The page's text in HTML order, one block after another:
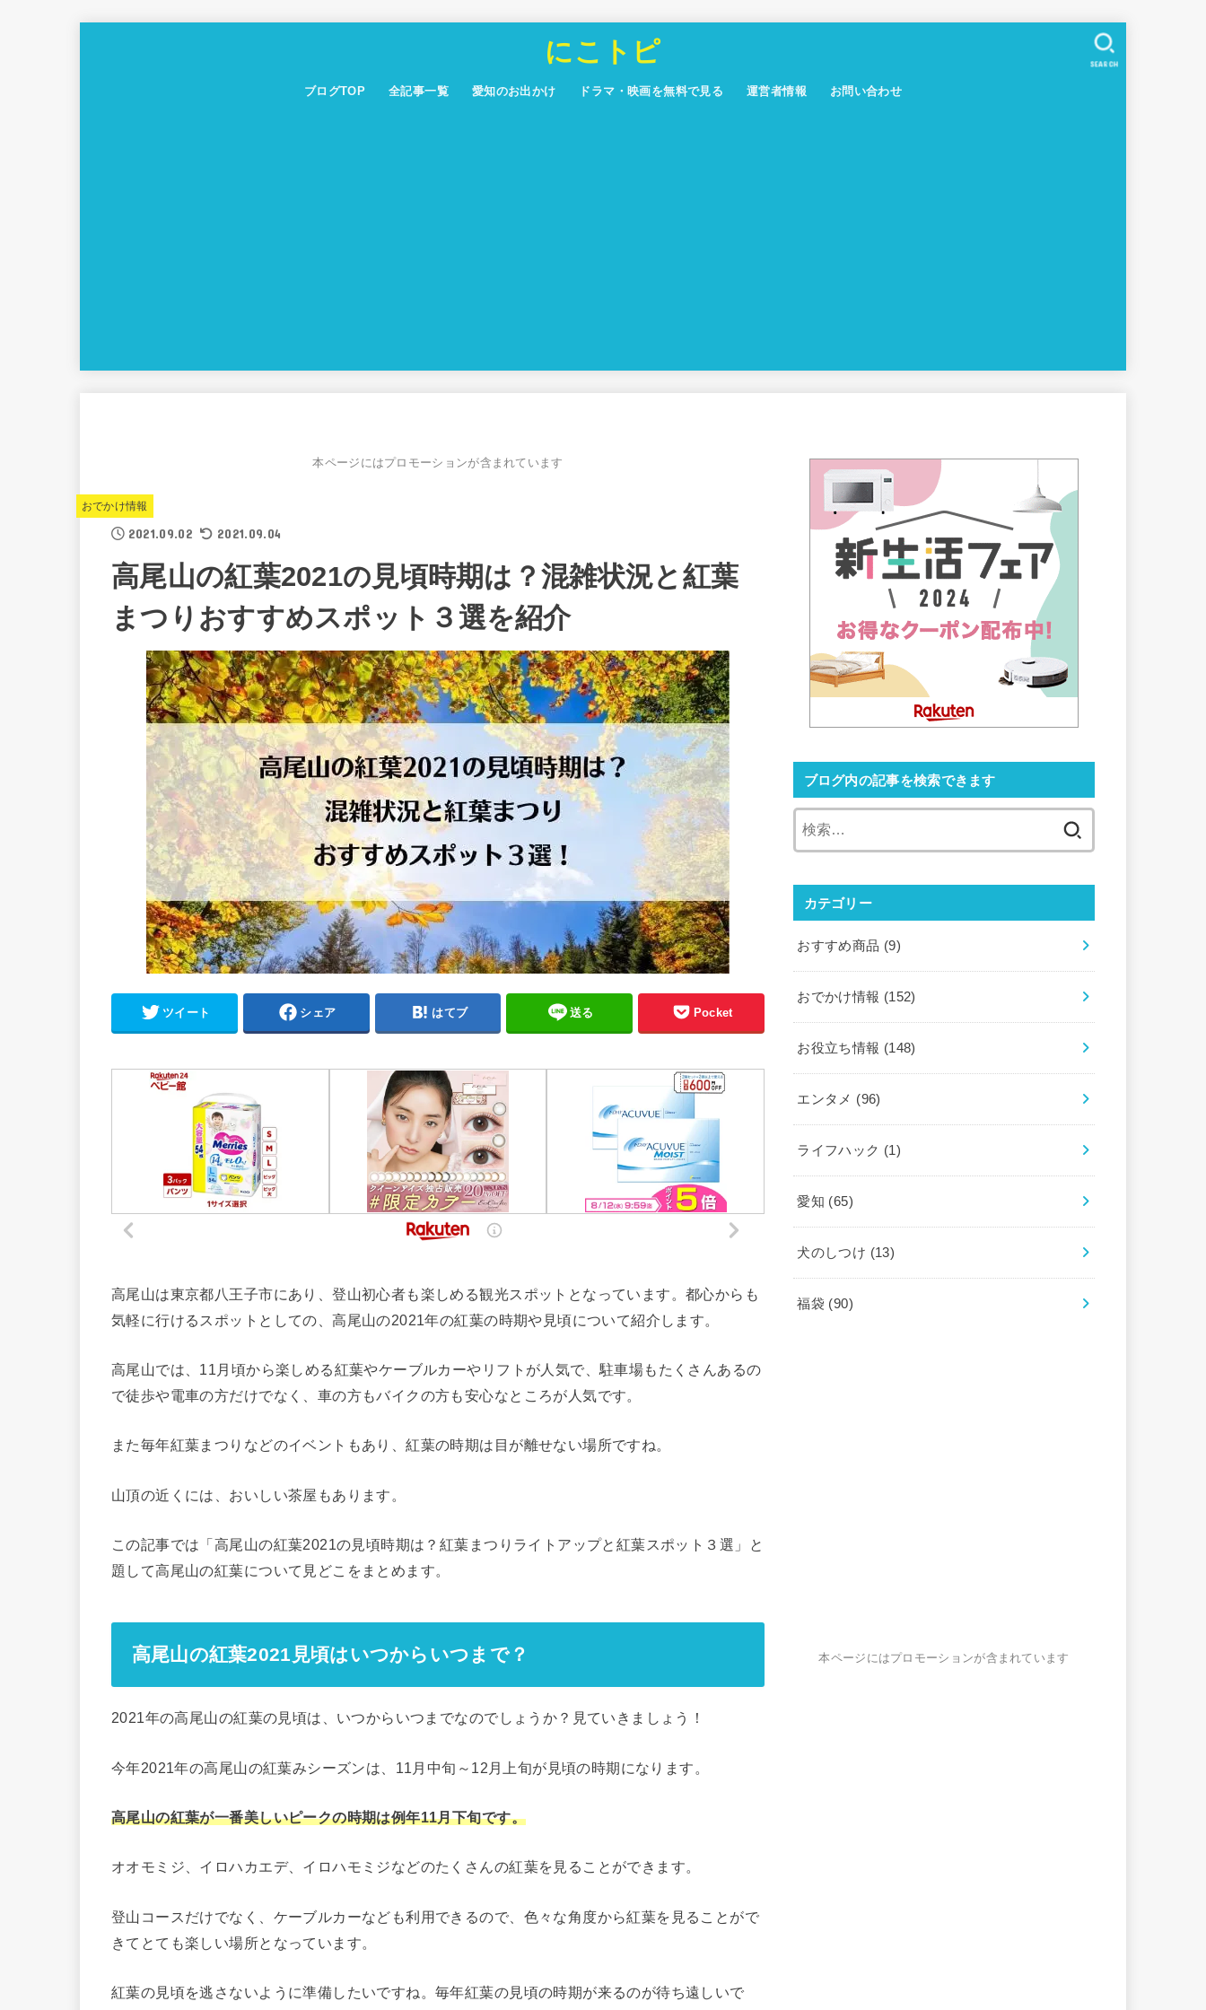
にこトピ
ブログTOP 全記事一覧 愛知のお出かけ ドラマ・映画を無料で見る 運営者情報 お問い合わせ
SEARCH
本ページにはプロモーションが含まれています
おでかけ情報
2021.09.02 2021.09.04
高尾山の紅葉2021の見頃時期は？混雑状況と紅葉
まつりおすすめスポット３選を紹介
ツイート シェア はてブ 送る Pocket
高尾山は東京都八王子市にあり、登山初心者も楽しめる観光スポットとなっています。都心からも
気軽に行けるスポットとしての、高尾山の2021年の紅葉の時期や見頃について紹介します。
高尾山では、11月頃から楽しめる紅葉やケーブルカーやリフトが人気で、駐車場もたくさんあるの
で徒歩や電車の方だけでなく、車の方もバイクの方も安心なところが人気です。
また毎年紅葉まつりなどのイベントもあり、紅葉の時期は目が離せない場所ですね。
山頂の近くには、おいしい茶屋もあります。
この記事では「高尾山の紅葉2021の見頃時期は？紅葉まつりライトアップと紅葉スポット３選」と
題して高尾山の紅葉について見どこをまとめます。
高尾山の紅葉2021見頃はいつからいつまで？
2021年の高尾山の紅葉の見頃は、いつからいつまでなのでしょうか？見ていきましょう！
今年2021年の高尾山の紅葉みシーズンは、11月中旬～12月上旬が見頃の時期になります。
高尾山の紅葉が一番美しいピークの時期は例年11月下旬です。
オオモミジ、イロハカエデ、イロハモミジなどのたくさんの紅葉を見ることができます。
登山コースだけでなく、ケーブルカーなども利用できるので、色々な角度から紅葉を見ることがで
きてとても楽しい場所となっています。
紅葉の見頃を逃さないように準備したいですね。毎年紅葉の見頃の時期が来るのが待ち遠しいで
ブログ内の記事を検索できます
カテゴリー
おすすめ商品 (9)
おでかけ情報 (152)
お役立ち情報 (148)
エンタメ (96)
ライフハック (1)
愛知 (65)
犬のしつけ (13)
福袋 (90)
本ページにはプロモーションが含まれています